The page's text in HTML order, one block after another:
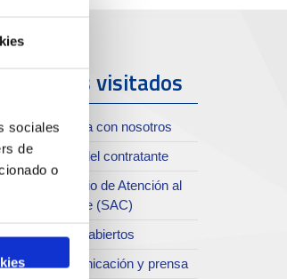
sociales
de
o
Más visitados
Trabaja con nosotros
Perfil del contratante
Servicio de Atención al
Clliente (SAC)
Datos abiertos
Comunicación y prensa